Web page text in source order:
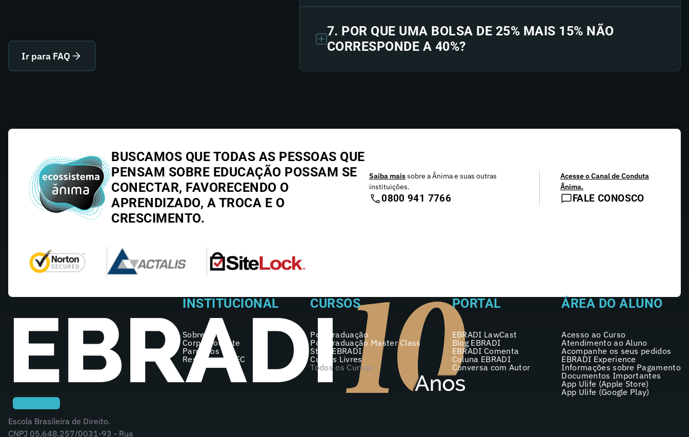
Ir para FAQ
7. POR QUE UMA BOLSA DE 25% MAIS 15% NÃO
CORRESPONDE A 40%?
BUSCAMOS QUE TODAS AS PESSOAS QUE
PENSAM SOBRE EDUCAÇÃO POSSAM SE
CONECTAR, FAVORECENDO O
APRENDIZADO, A TROCA E O
CRESCIMENTO.
Saiba maissobre a Ânima e suas outras
instituições.
0800 941 7766
Acesse o Canal de Conduta
Ânima.
FALE CONOSCO
Escola Brasileira de Direito.
CNPJ 05.648.257/0031-93 - Rua
INSTITUCIONAL
Sobre nós
Corpo Docente
Parceiros
Registro no MEC
CURSOS
Pós-graduação
Pós-graduação Master Class
Start EBRADI
Cursos Livres
Todos os Cursos
PORTAL
EBRADI LawCast
Blog EBRADI
EBRADI Comenta
Coluna EBRADI
Conversa com Autor
ÁREA DO ALUNO
Acesso ao Curso
Atendimento ao Aluno
Acompanhe os seus pedidos
EBRADI Experience
Informações sobre Pagamento
Documentos Importantes
App Ulife (Apple Store)
App Ulife (Google Play)